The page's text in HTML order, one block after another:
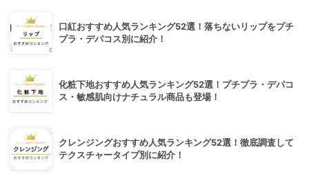
口紅おすすめ人気ランキング52選！落ちないリップをプチ
プラ・デパコス別に紹介！
化粧下地おすすめ人気ランキング52選！プチプラ・デパコ
ス・敏感肌向けナチュラル商品も登場！
クレンジングおすすめ人気ランキング52選！徹底調査して
テクスチャータイプ別に紹介！